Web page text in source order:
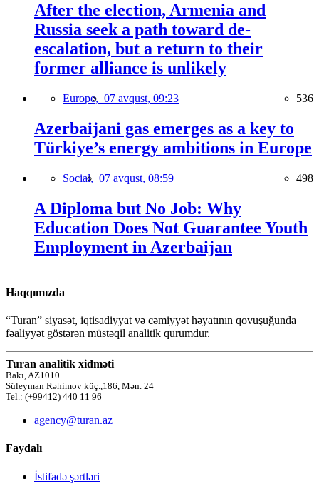
After the election, Armenia and
Russia seek a path toward de-
escalation, but a return to their
former alliance is unlikely
Europe, 07 avqust, 09:23 536
Azerbaijani gas emerges as a key to
Türkiye’s energy ambitions in Europe
Social, 07 avqust, 08:59 498
A Diploma but No Job: Why
Education Does Not Guarantee Youth
Employment in Azerbaijan
Haqqımızda
“Turan” siyasət, iqtisadiyyat və cəmiyyət həyatının qovuşuğunda
fəaliyyət göstərən müstəqil analitik qurumdur.
Turan analitik xidməti
Bakı, AZ1010
Süleyman Rəhimov küç.,186, Mən. 24
Tel.: (+99412) 440 11 96
agency@turan.az
Faydalı
İstifadə şərtləri